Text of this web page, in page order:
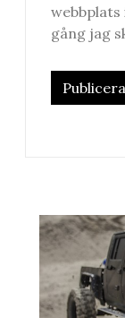
webbplats
gång jag